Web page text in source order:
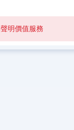
明價值服務